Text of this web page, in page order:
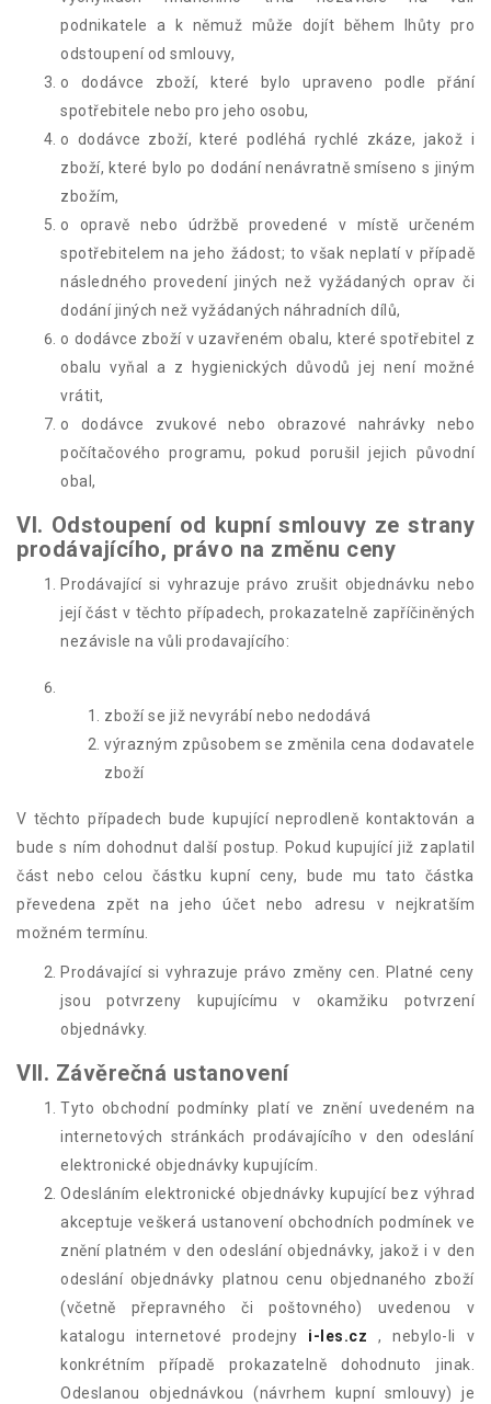
podnikatele a k němuž může dojít během lhůty pro
odstoupení od smlouvy,
o dodávce zboží, které bylo upraveno podle přání
spotřebitele nebo pro jeho osobu,
o dodávce zboží, které podléhá rychlé zkáze, jakož i
zboží, které bylo po dodání nenávratně smíseno s jiným
zbožím,
o opravě nebo údržbě provedené v místě určeném
spotřebitelem na jeho žádost; to však neplatí v případě
následného provedení jiných než vyžádaných oprav či
dodání jiných než vyžádaných náhradních dílů,
o dodávce zboží v uzavřeném obalu, které spotřebitel z
obalu vyňal a z hygienických důvodů jej není možné
vrátit,
o dodávce zvukové nebo obrazové nahrávky nebo
počítačového programu, pokud porušil jejich původní
obal,
VI. Odstoupení od kupní smlouvy ze strany
prodávajícího, právo na změnu ceny
Prodávající si vyhrazuje právo zrušit objednávku nebo
její část v těchto případech, prokazatelně zapříčiněných
nezávisle na vůli prodavajícího:
zboží se již nevyrábí nebo nedodává
výrazným způsobem se změnila cena dodavatele
zboží
V těchto případech bude kupující neprodleně kontaktován a
bude s ním dohodnut další postup. Pokud kupující již zaplatil
část nebo celou částku kupní ceny, bude mu tato částka
převedena zpět na jeho účet nebo adresu v nejkratším
možném termínu.
Prodávající si vyhrazuje právo změny cen. Platné ceny
jsou potvrzeny kupujícímu v okamžiku potvrzení
objednávky.
VII. Závěrečná ustanovení
Tyto obchodní podmínky platí ve znění uvedeném na
internetových stránkách prodávajícího v den odeslání
elektronické objednávky kupujícím.
Odesláním elektronické objednávky kupující bez výhrad
akceptuje veškerá ustanovení obchodních podmínek ve
znění platném v den odeslání objednávky, jakož i v den
odeslání objednávky platnou cenu objednaného zboží
(včetně přepravného či poštovného) uvedenou v
katalogu internetové prodejny i-les.cz , nebylo-li v
konkrétním případě prokazatelně dohodnuto jinak.
Odeslanou objednávkou (návrhem kupní smlouvy) je